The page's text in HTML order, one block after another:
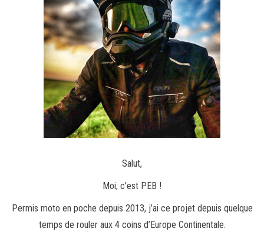
Salut,
Moi, c’est PEB !
Permis moto en poche depuis 2013, j’ai ce projet depuis quelque
temps de rouler aux 4 coins d’Europe Continentale.